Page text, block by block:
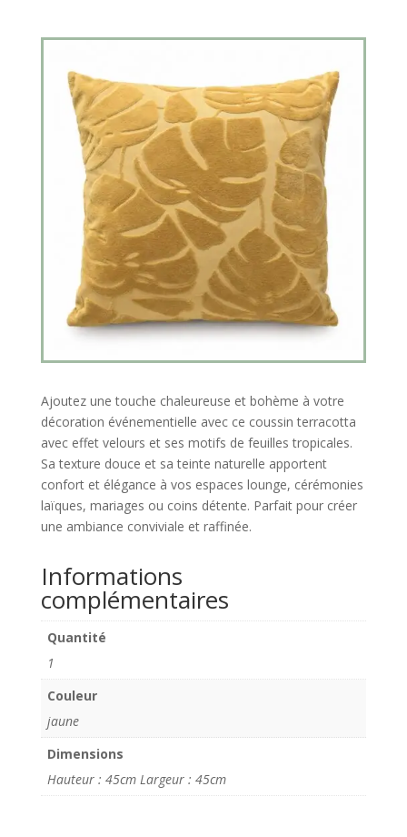
Ajoutez une touche chaleureuse et bohème à votre
décoration événementielle avec ce coussin terracotta
avec effet velours et ses motifs de feuilles tropicales.
Sa texture douce et sa teinte naturelle apportent
confort et élégance à vos espaces lounge, cérémonies
laïques, mariages ou coins détente. Parfait pour créer
une ambiance conviviale et raffinée.
Informations
complémentaires
Quantité
1
Couleur
jaune
Dimensions
Hauteur : 45cm Largeur : 45cm